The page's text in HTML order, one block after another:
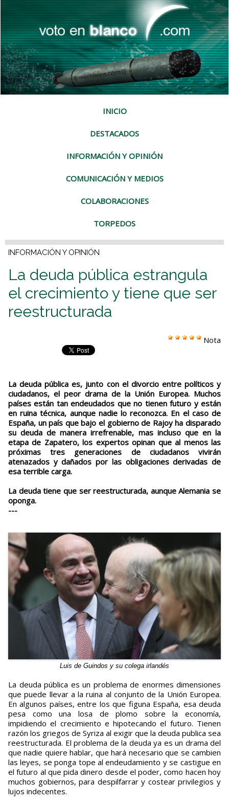
INICIO
DESTACADOS
INFORMACIÓN Y OPINIÓN
COMUNICACIÓN Y MEDIOS
COLABORACIONES
TORPEDOS
INFORMACIÓN Y OPINIÓN
La deuda pública estrangula
el crecimiento y tiene que ser
reestructurada
Nota
La deuda pública es, junto con el divorcio entre políticos y
ciudadanos, el peor drama de la Unión Europea. Muchos
países están tan endeudados que no tienen futuro y están
en ruina técnica, aunque nadie lo reconozca. En el caso de
España, un país que bajo el gobierno de Rajoy ha disparado
su deuda de manera irrefrenable, mas incluso que en la
etapa de Zapatero, los expertos opinan que al menos las
próximas tres generaciones de ciudadanos vivirán
atenazados y dañados por las obligaciones derivadas de
esa terrible carga.
La deuda tiene que ser reestructurada, aunque Alemania se
oponga.
---
Luis de Guindos y su colega irlandés
La deuda pública es un problema de enormes dimensiones
que puede llevar a la ruina al conjunto de la Unión Europea.
En algunos países, entre los que figuna España, esa deuda
pesa como una losa de plomo sobre la economía,
impidiendo el crecimiento e hipotecando el futuro. Tienen
razón los griegos de Syriza al exigir que la deuda publica sea
reestructurada. El problema de la deuda ya es un drama del
que nadie quiere hablar, que hará necesario que se cambien
las leyes, se ponga tope al endeudamiento y se castigue en
el futuro al que pida dinero desde el poder, como hacen hoy
muchos gobiernos, para despilfarrar y costear privilegios y
lujos indecentes.